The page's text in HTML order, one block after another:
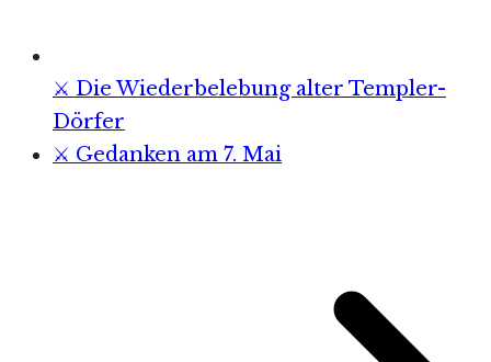
⚔️ Die Wiederbelebung alter Templer-
Dörfer
⚔️ Gedanken am 7. Mai